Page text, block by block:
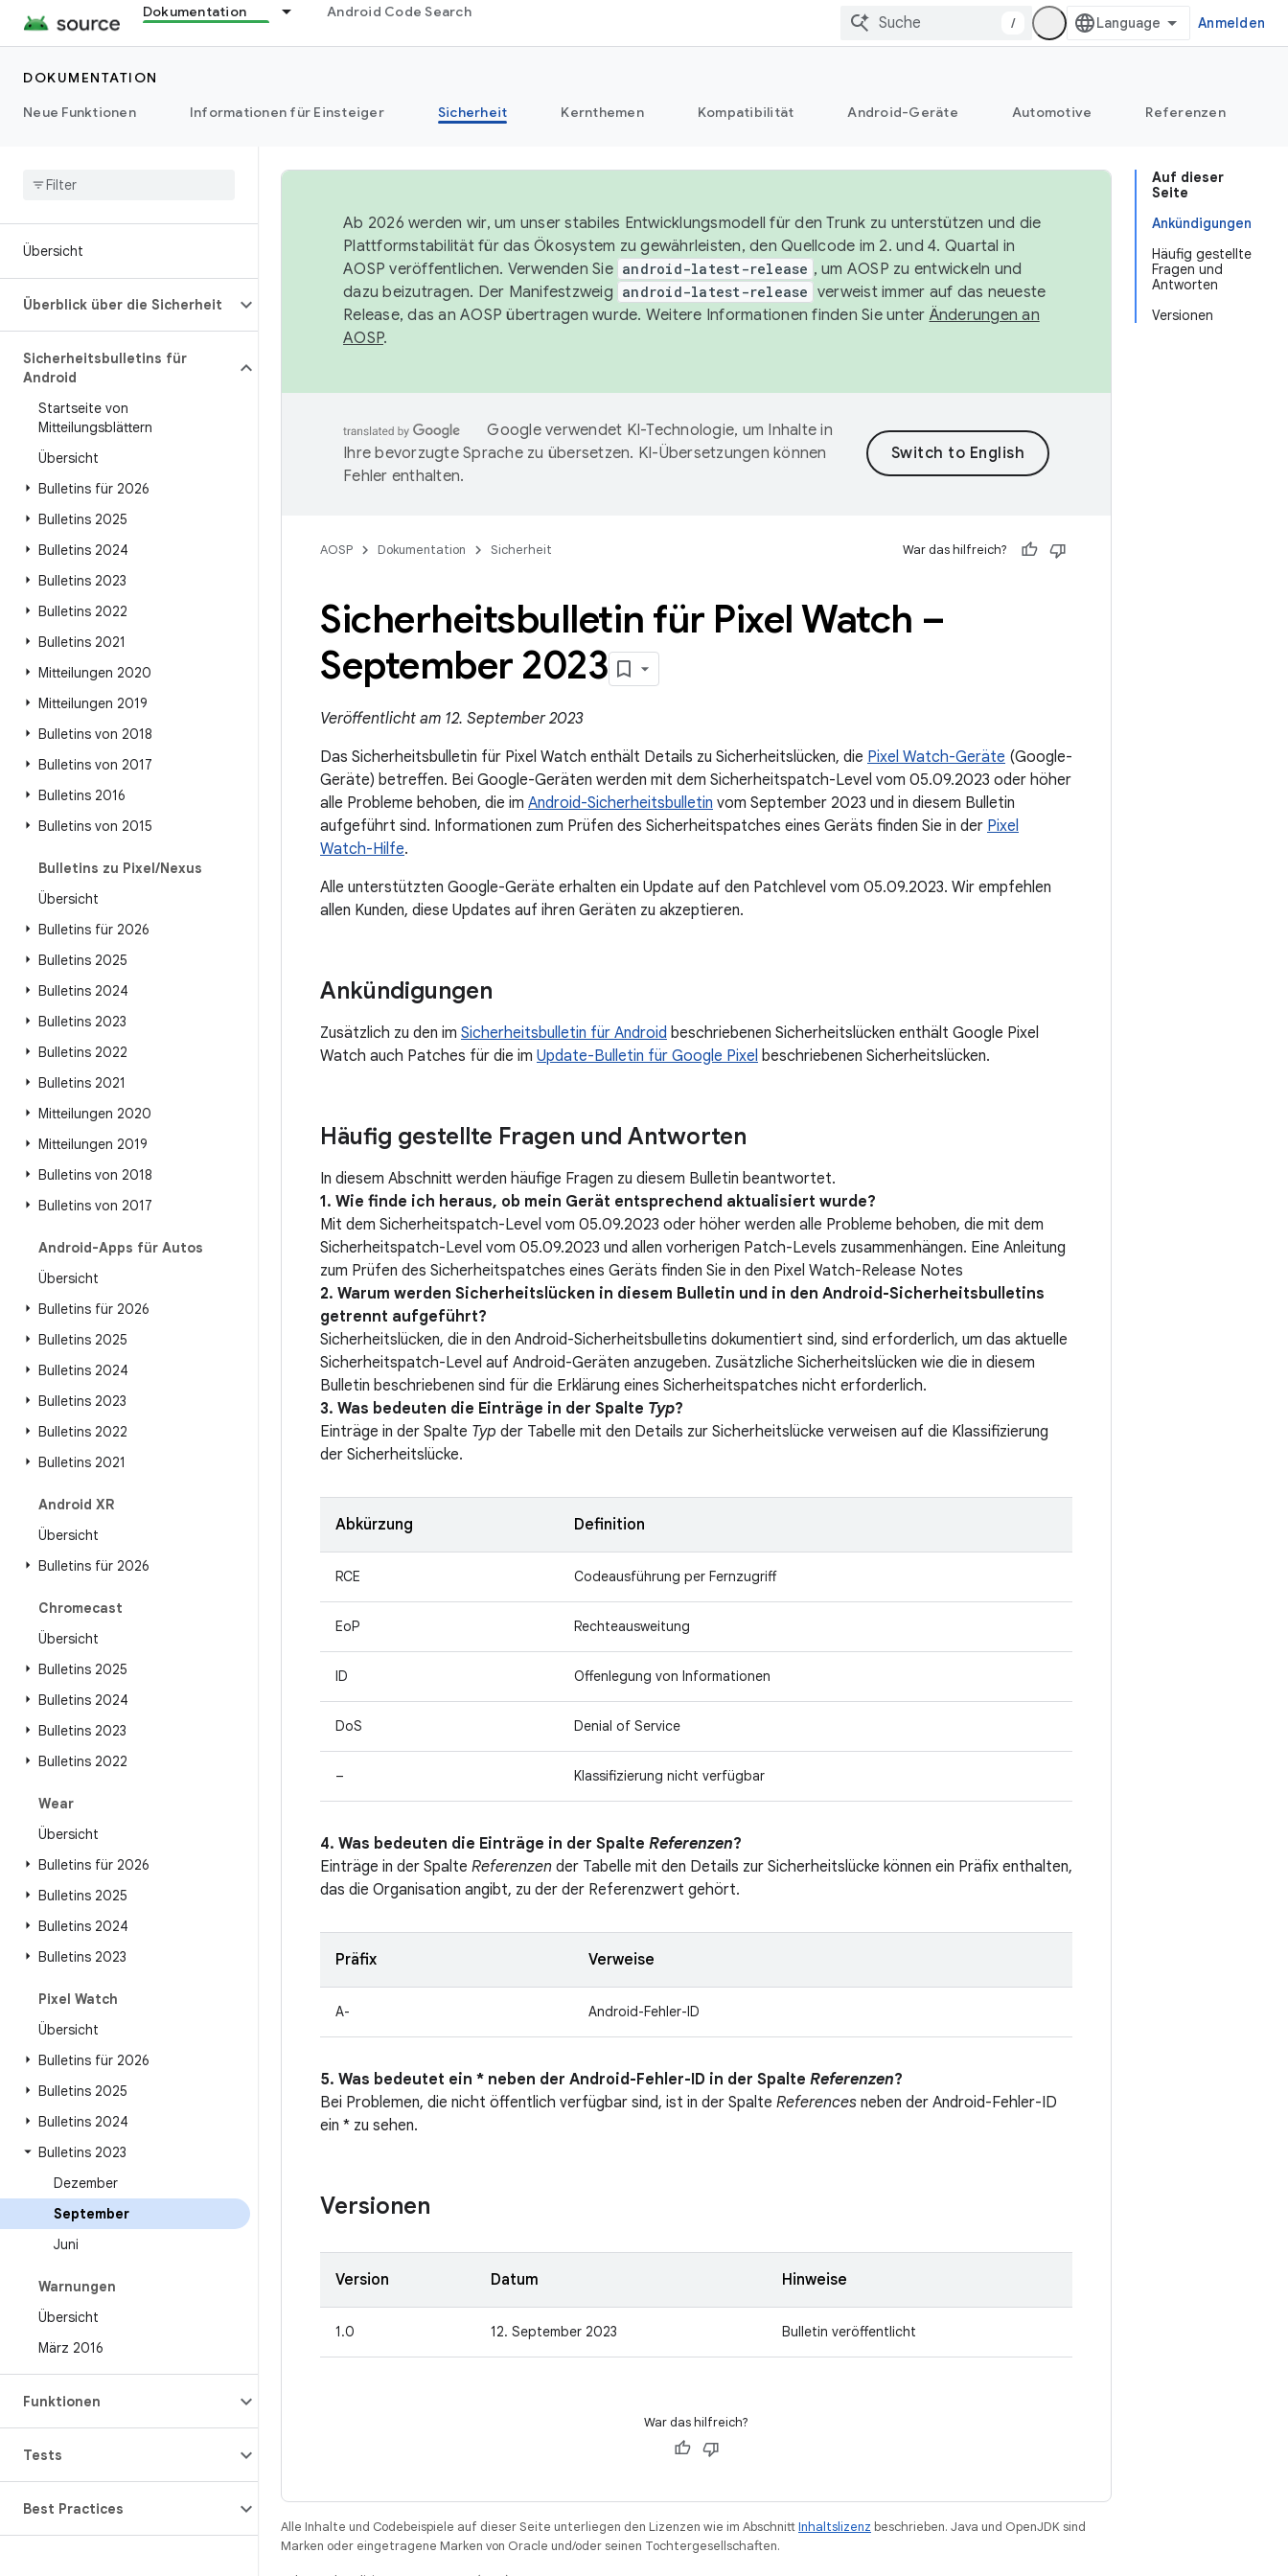
Dokumentation Android Code Search
/ Anmelden
DOKUMENTATION
Neue Funktionen
Informationen für Einsteiger Sicherheit Kernthemen Kompatibilität Android-Geräte Automotive Referenzen
Übersicht
Überblick über die Sicherheit
Sicherheitsbulletins für
Android
Startseite von
Mitteilungsblättern
Übersicht
Bulletins für 2026
Bulletins 2025
Bulletins 2024
Bulletins 2023
Bulletins 2022
Bulletins 2021
Mitteilungen 2020
Mitteilungen 2019
Bulletins von 2018
Bulletins von 2017
Bulletins 2016
Bulletins von 2015
Bulletins zu Pixel/Nexus
Übersicht
Bulletins für 2026
Bulletins 2025
Bulletins 2024
Bulletins 2023
Bulletins 2022
Bulletins 2021
Mitteilungen 2020
Mitteilungen 2019
Bulletins von 2018
Bulletins von 2017
Android-Apps für Autos
Übersicht
Bulletins für 2026
Bulletins 2025
Bulletins 2024
Bulletins 2023
Bulletins 2022
Bulletins 2021
Android XR
Übersicht
Bulletins für 2026
Chromecast
Übersicht
Bulletins 2025
Bulletins 2024
Bulletins 2023
Bulletins 2022
Wear
Übersicht
Bulletins für 2026
Bulletins 2025
Bulletins 2024
Bulletins 2023
Pixel Watch
Übersicht
Bulletins für 2026
Bulletins 2025
Bulletins 2024
Bulletins 2023
Dezember
September
Juni
Warnungen
Übersicht
März 2016
Funktionen
Tests
Best Practices
Auf dieser
Seite
Ankündigungen
Häufig gestellte
Fragen und
Antworten
Versionen
Ab 2026 werden wir, um unser stabiles Entwicklungsmodell für den Trunk zu unterstützen und die
Plattformstabilität für das Ökosystem zu gewährleisten, den Quellcode im 2. und 4. Quartal in
AOSP veröffentlichen. Verwenden Sie android-latest-release , um AOSP zu entwickeln und
dazu beizutragen. Der Manifestzweig android-latest-release verweist immer auf das neueste
Release, das an AOSP übertragen wurde. Weitere Informationen finden Sie unter Änderungen an
AOSP.
Google verwendet KI-Technologie, um Inhalte in
Ihre bevorzugte Sprache zu übersetzen. KI-Übersetzungen können
Fehler enthalten.
AOSP Dokumentation Sicherheit War das hilfreich?
Sicherheitsbulletin für Pixel Watch –
September 2023
Veröffentlicht am 12. September 2023
Das Sicherheitsbulletin für Pixel Watch enthält Details zu Sicherheitslücken, die Pixel Watch-Geräte (Google-
Geräte) betreffen. Bei Google-Geräten werden mit dem Sicherheitspatch-Level vom 05.09.2023 oder höher
alle Probleme behoben, die im Android-Sicherheitsbulletin vom September 2023 und in diesem Bulletin
aufgeführt sind. Informationen zum Prüfen des Sicherheitspatches eines Geräts finden Sie in der Pixel
Watch-Hilfe.
Alle unterstützten Google-Geräte erhalten ein Update auf den Patchlevel vom 05.09.2023. Wir empfehlen
allen Kunden, diese Updates auf ihren Geräten zu akzeptieren.
Ankündigungen
Zusätzlich zu den im Sicherheitsbulletin für Android beschriebenen Sicherheitslücken enthält Google Pixel
Watch auch Patches für die im Update-Bulletin für Google Pixel beschriebenen Sicherheitslücken.
Häufig gestellte Fragen und Antworten
In diesem Abschnitt werden häufige Fragen zu diesem Bulletin beantwortet.
1. Wie finde ich heraus, ob mein Gerät entsprechend aktualisiert wurde?
Mit dem Sicherheitspatch-Level vom 05.09.2023 oder höher werden alle Probleme behoben, die mit dem
Sicherheitspatch-Level vom 05.09.2023 und allen vorherigen Patch-Levels zusammenhängen. Eine Anleitung
zum Prüfen des Sicherheitspatches eines Geräts finden Sie in den Pixel Watch-Release Notes
2. Warum werden Sicherheitslücken in diesem Bulletin und in den Android-Sicherheitsbulletins
getrennt aufgeführt?
Sicherheitslücken, die in den Android-Sicherheitsbulletins dokumentiert sind, sind erforderlich, um das aktuelle
Sicherheitspatch-Level auf Android-Geräten anzugeben. Zusätzliche Sicherheitslücken wie die in diesem
Bulletin beschriebenen sind für die Erklärung eines Sicherheitspatches nicht erforderlich.
3. Was bedeuten die Einträge in der Spalte Typ?
Einträge in der Spalte Typ der Tabelle mit den Details zur Sicherheitslücke verweisen auf die Klassifizierung
der Sicherheitslücke.
Abkürzung Definition
RCE Codeausführung per Fernzugriff
EoP Rechteausweitung
ID Offenlegung von Informationen
DoS Denial of Service
– Klassifizierung nicht verfügbar
4. Was bedeuten die Einträge in der Spalte Referenzen?
Einträge in der Spalte Referenzen der Tabelle mit den Details zur Sicherheitslücke können ein Präfix enthalten,
das die Organisation angibt, zu der der Referenzwert gehört.
Präfix Verweise
A- Android-Fehler-ID
5. Was bedeutet ein * neben der Android-Fehler-ID in der Spalte Referenzen?
Bei Problemen, die nicht öffentlich verfügbar sind, ist in der Spalte References neben der Android-Fehler-ID
ein * zu sehen.
Versionen
Version Datum Hinweise
1.0 12. September 2023 Bulletin veröffentlicht
War das hilfreich?
Alle Inhalte und Codebeispiele auf dieser Seite unterliegen den Lizenzen wie im AbschnittInhaltslizenz beschrieben. Java und OpenJDK sind
Marken oder eingetragene Marken von Oracle und/oder seinen Tochtergesellschaften.